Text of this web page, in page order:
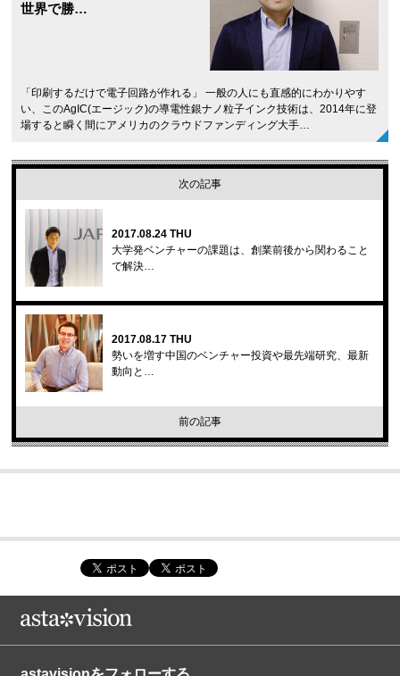
世界で勝…
「印刷するだけで電子回路が作れる」 一般の人にも直感的にわかりやす
い、このAgIC(エージック)の導電性銀ナノ粒子インク技術は、2014年に登
場すると瞬く間にアメリカのクラウドファンディング大手…
次の記事
2017.08.24 THU
大学発ベンチャーの課題は、創業前後から関わること
で解決…
2017.08.17 THU
勢いを増す中国のベンチャー投資や最先端研究、最新
動向と…
前の記事